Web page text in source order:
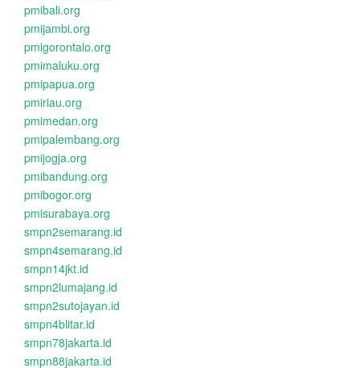
pmibali.org
pmijambi.org
pmigorontalo.org
pmimaluku.org
pmipapua.org
pmiriau.org
pmimedan.org
pmipalembang.org
pmijogja.org
pmibandung.org
pmibogor.org
pmisurabaya.org
smpn2semarang.id
smpn4semarang.id
smpn14jkt.id
smpn2lumajang.id
smpn2sutojayan.id
smpn4blitar.id
smpn78jakarta.id
smpn88jakarta.id